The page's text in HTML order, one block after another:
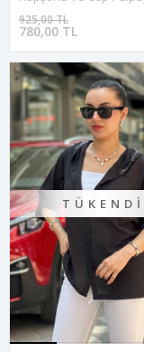
780,00 TL
925,00 TL
TÜKENDI